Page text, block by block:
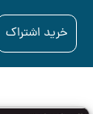
خرید اشتراک